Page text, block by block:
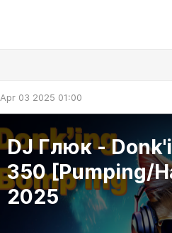
Apr 03 2025 01:00
DJ Глюк -
350 [Pumping/
2025